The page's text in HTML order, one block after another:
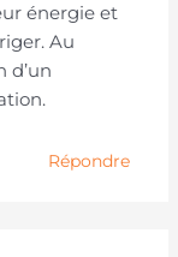
énergie et
Au
d’un
Répondre